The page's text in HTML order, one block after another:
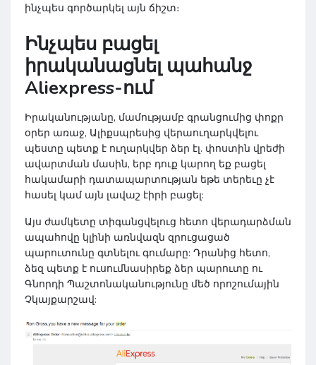
ինչպես գործարկել այն ճիշտ։
Ինչպես բացել
իրականացնել պահանջ
Aliexpress-ում
Իրականությանը, մամությամբ գրանցումից փոքր
օրեր առաջ, Ալիքսպրեսից վերաուղարկվելու
պեստը պետք է ուղարկվեր ձեր էլ. փոստին վրեժի
ավարտման մասին, երբ դուք կարող եք բացել
հակամարի դատապարտության եթե տերեւը չէ
հասել կամ այն լավաշ էիրի բացել:
Այս ժամկետը տիգանցվելուց հետո վերադարձման
ապահովը կլինի առնվազն զրուցացած
պարուտունը գտնելու գումարը: Դրանից հետո,
ձեզ պետք է ուսումնասիրեք ձեր պարուտը ու
Գնորդի Պաշտոնականությունը մեծ որոշումային
Չկայքարշավ: